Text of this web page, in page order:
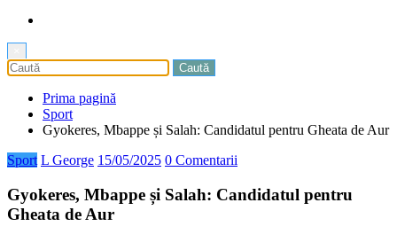
Prima pagină
Sport
Gyokeres, Mbappe și Salah: Candidatul pentru Gheata de Aur
Sport L George 15/05/2025 0 Comentarii
Gyokeres, Mbappe și Salah: Candidatul pentru
Gheata de Aur